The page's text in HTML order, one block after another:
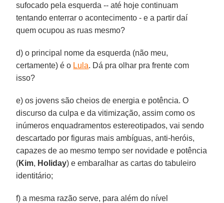
sufocado pela esquerda -- até hoje continuam
tentando enterrar o acontecimento - e a partir daí
quem ocupou as ruas mesmo?
d) o principal nome da esquerda (não meu,
certamente) é o Lula. Dá pra olhar pra frente com
isso?
e) os jovens são cheios de energia e potência. O
discurso da culpa e da vitimização, assim como os
inúmeros enquadramentos estereotipados, vai sendo
descartado por figuras mais ambíguas, anti-heróis,
capazes de ao mesmo tempo ser novidade e potência
(Kim, Holiday) e embaralhar as cartas do tabuleiro
identitário;
f) a mesma razão serve, para além do nível